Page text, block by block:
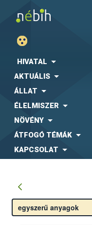
HIVATAL
AKTUÁLIS
ÁLLAT
ÉLELMISZER
NÖVÉNY
ÁTFOGÓ TÉMÁK
KAPCSOLAT